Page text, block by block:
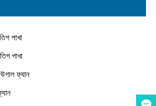
পাখা
পাখা
ফ্যান